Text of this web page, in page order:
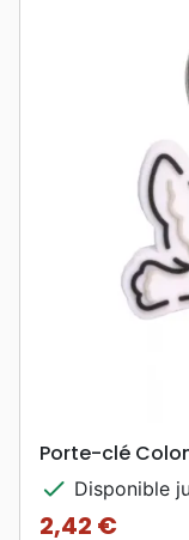
Porte-clé
check Disponible
2,42 €